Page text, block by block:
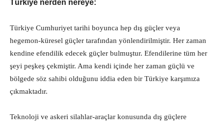
Türkiye nerden nereye:
Türkiye Cumhuriyet tarihi boyunca hep dış güçler veya
hegemon-küresel güçler tarafından yönlendirilmiştir. Her zaman
kendine efendilik edecek güçler bulmuştur. Efendilerine tüm her
şeyi peşkeş çekmiştir. Ama kendi içinde her zaman güçlü ve
bölgede söz sahibi olduğunu iddia eden bir Türkiye karşımıza
çıkmaktadır.
Teknoloji ve askeri silahlar-araçlar konusunda dış güçlere